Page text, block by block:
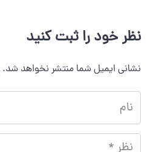
نظر خود را ثبت کنید
نشانی ایمیل شما منتشر نخواهد شد.